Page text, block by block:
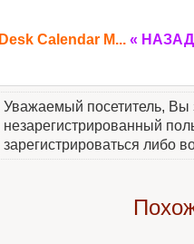
Desk Calendar M... « НАЗАД
Уважаемый посетитель, Вы
незарегистрированный
зарегистрироваться либо